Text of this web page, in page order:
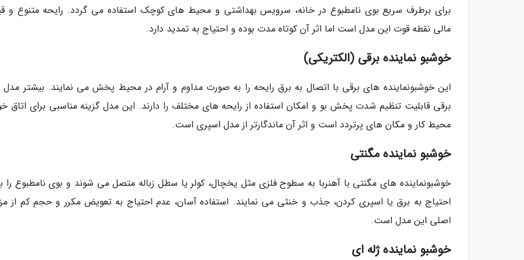
برای برطرف سریع بوی نامطبوع در خانه، سرویس بهداشتی و محیط های کوچک استفاده می گردد. رایحه متنوع و
مالی نقطه قوت این مدل است اما اثر آن کوتاه مدت بوده و احتیاج به تمدید دارد.
خوشبو نماینده برقی (الکتریکی)
این خوشبونماینده های برقی با اتصال به برق رایحه را به صورت مداوم و آرام در محیط پخش می نمایند. بیشتر
برقی قابلیت تنظیم شدت پخش بو و امکان استفاده از رایحه های مختلف را دارند. این مدل گزینه مناسبی برای اتاق
محیط کار و مکان های پرتردد است و اثر آن ماندگارتر از مدل اسپری است.
خوشبو نماینده مگنتی
خوشبونماینده های مگنتی با آهنربا به سطوح فلزی مثل یخچال، کولر یا سطل زباله متصل می شوند و بوی نامطبوع را
احتیاج به برق یا اسپری کردن، جذب و خنثی می نمایند. استفاده آسان، عدم احتیاج به تعویض مکرر و حجم کم از
اصلی این مدل است.
خوشبو نماینده ژله ای